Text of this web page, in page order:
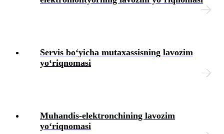
Blok-diagrammalar
Servis boʻyicha mutaхassisning lavozim
yoʻriqnomasi
Muhandis-elektronchining lavozim
yoʻriqnomasi